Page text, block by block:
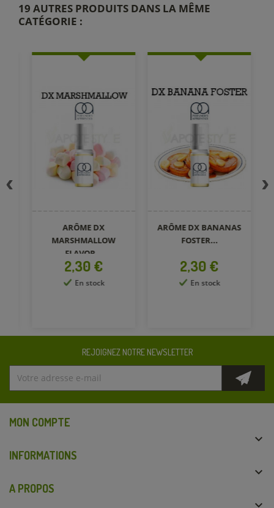
19 AUTRES PRODUITS DANS LA MÊME
CATÉGORIE :
ARÔME DX
MARSHMALLOW
FLAVOR...
Prix
2,30 €
En stock
ARÔME DX BANANAS
FOSTER...
Prix
2,30 €
En stock
REJOIGNEZ NOTRE NEWSLETTER
MON COMPTE

INFORMATIONS

A PROPOS